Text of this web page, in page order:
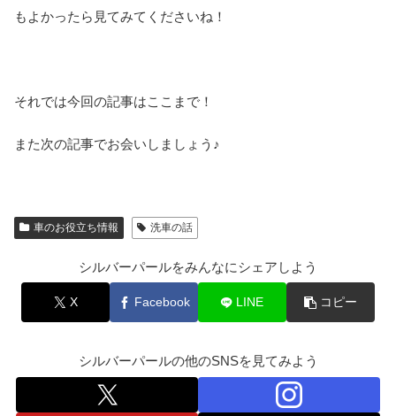
もよかったら見てみてくださいね！
それでは今回の記事はここまで！
また次の記事でお会いしましょう♪
車のお役立ち情報 洗車の話
シルバーパールをみんなにシェアしよう
X Facebook LINE コピー
シルバーパールの他のSNSを見てみよう